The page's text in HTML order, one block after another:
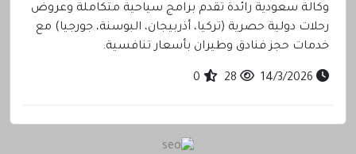
وكالة سعودية رائدة تقدم برامج سياحية متكاملة وعروض
رحلات دولية حصرية (تركيا، أذربيجان، البوسنة، جورجيا) مع
خدمات حجز فنادق وطيران بأسعار تنافسية.